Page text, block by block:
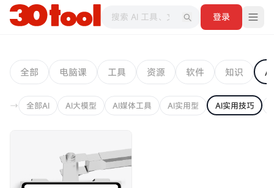
登录
全部 电脑课 工具 资源 软件 知识 AI
全部AI AI大模型 AI媒体工具 AI实用型 AI实用技巧